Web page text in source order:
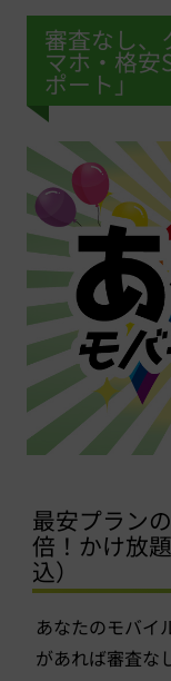
審査なし、
マホ・格安
ポート」
最安プラン
倍！かけ放
込）
あなたのモバイ
があれば審査な